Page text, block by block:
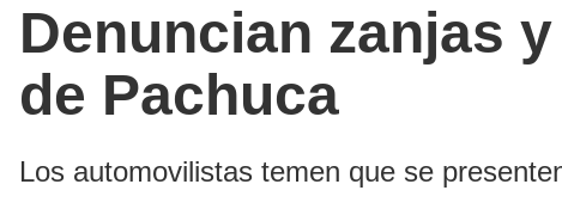
Denuncian zanjas
de Pachuca
Los automovilistas temen que se